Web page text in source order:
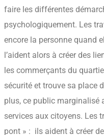
faire les différentes
psychologiquement. Les
encore la personne quand
l’aident alors à créer des
les commerçants du
sécurité et trouve sa place
plus, ce public marginalisé
services aux citoyens. Les
pont » : ils aident à créer